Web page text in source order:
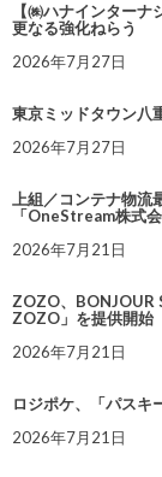
【㈱ハナインター
更なる強化ねらう
2026年7月27日
東京ミッドタウン八
2026年7月27日
上組／コンテナ物流
「OneStream株式
2026年7月21日
ZOZO、BONJOUR
ZOZO」を提供開始
2026年7月21日
ロジポケ、「パスキ
2026年7月21日